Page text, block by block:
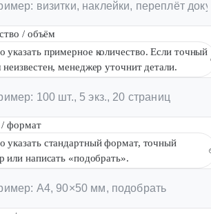
/ объём
указать примерное количество. Если точный
менеджер уточнит детали.
/ формат
указать стандартный формат, точный
или написать «подобрать».